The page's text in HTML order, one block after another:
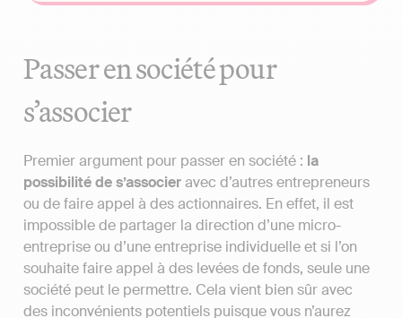
Passer en société pour
s’associer
Premier argument pour passer en société : la
possibilité de s’associeravec d’autres entrepreneurs
ou de faire appel à des actionnaires. En effet, il est
impossible de partager la direction d’une micro-
entreprise ou d’une entreprise individuelle et si l’on
souhaite faire appel à des levées de fonds, seule une
société peut le permettre. Cela vient bien sûr avec
des inconvénients potentiels puisque vous n’aurez